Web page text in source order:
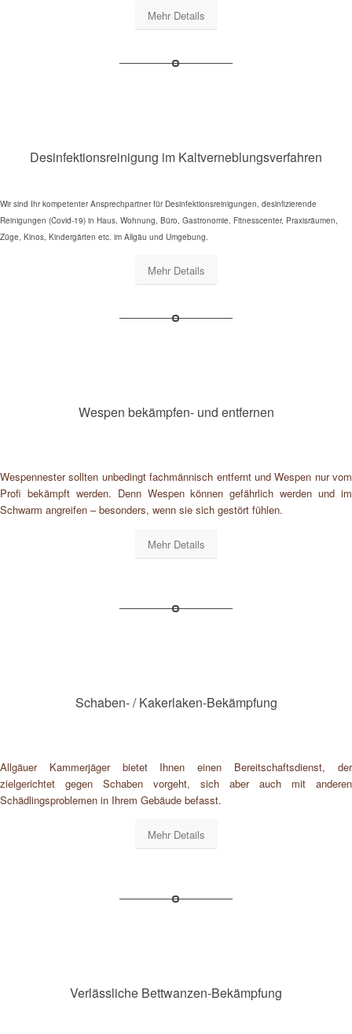
Mehr Details
Desinfektionsreinigung im Kaltverneblungsverfahren
Wir sind Ihr kompetenter Ansprechpartner für Desinfektionsreinigungen, desinfizierende
Reinigungen (Covid-19) in Haus, Wohnung, Büro, Gastronomie, Fitnesscenter, Praxisräumen,
Züge, Kinos, Kindergärten etc. im Allgäu und Umgebung.
Mehr Details
Wespen bekämpfen- und entfernen
Wespennester sollten unbedingt fachmännisch entfernt und Wespen nur vom
Profi bekämpft werden. Denn Wespen können gefährlich werden und im
Schwarm angreifen – besonders, wenn sie sich gestört fühlen.
Mehr Details
Schaben- / Kakerlaken-Bekämpfung
Allgäuer Kammerjäger bietet Ihnen einen Bereitschaftsdienst, der
zielgerichtet gegen Schaben vorgeht, sich aber auch mit anderen
Schädlingsproblemen in Ihrem Gebäude befasst.
Mehr Details
Verlässliche Bettwanzen-Bekämpfung